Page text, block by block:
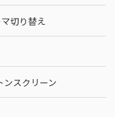
切り替え
スクリーン